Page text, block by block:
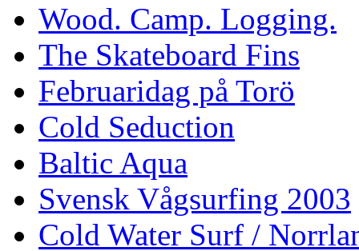
Wood. Camp. Logging.
The Skateboard Fins
Februaridag på Torö
Cold Seduction
Baltic Aqua
Svensk Vågsurfing 2003
Cold Water Surf /